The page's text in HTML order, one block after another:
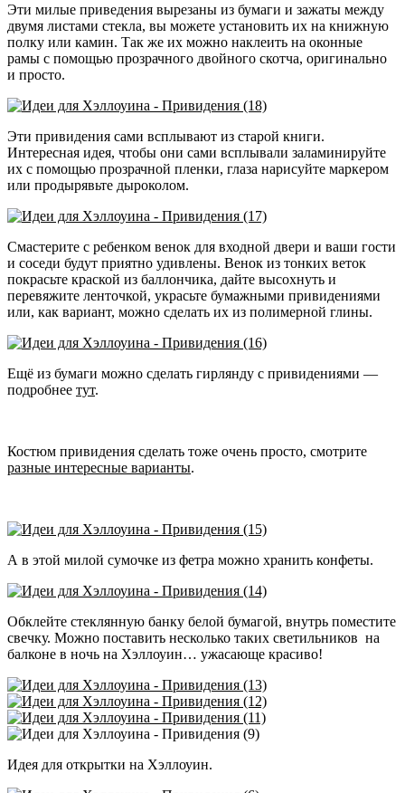
Эти милые приведения вырезаны из бумаги и зажаты между
двумя листами стекла, вы можете установить их на книжную
полку или камин. Так же их можно наклеить на оконные
рамы с помощью прозрачного двойного скотча, оригинально
и просто.
Эти привидения сами всплывают из старой книги.
Интересная идея, чтобы они сами всплывали заламинируйте
их с помощью прозрачной пленки, глаза нарисуйте маркером
или продырявьте дыроколом.
Смастерите с ребенком венок для входной двери и ваши гости
и соседи будут приятно удивлены. Венок из тонких веток
покрасьте краской из баллончика, дайте высохнуть и
перевяжите ленточкой, украсьте бумажными привидениями
или, как вариант, можно сделать их из полимерной глины.
Ещё из бумаги можно сделать гирлянду с привидениями —
подробнее тут.
Костюм привидения сделать тоже очень просто, смотрите
разные интересные варианты.
А в этой милой сумочке из фетра можно хранить конфеты.
Обклейте стеклянную банку белой бумагой, внутрь поместите
свечку. Можно поставить несколько таких светильников на
балконе в ночь на Хэллоуин… ужасающе красиво!
Идея для открытки на Хэллоуин.